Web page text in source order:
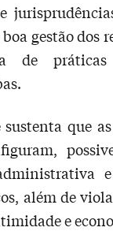
gestão dos
de práticas
que
além de
e